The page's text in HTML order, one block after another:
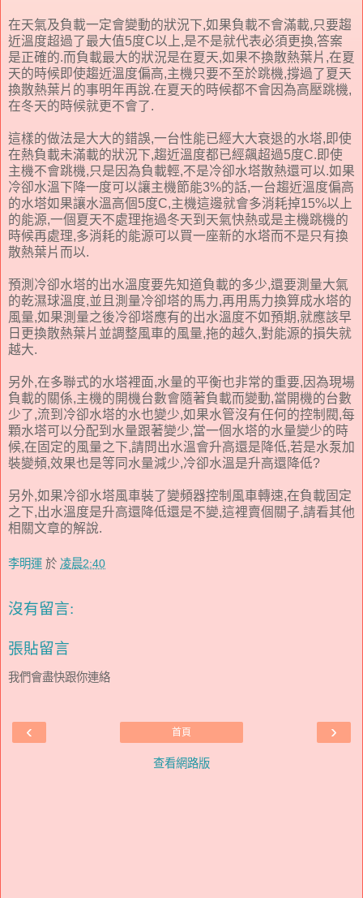
在天氣及負載一定會變動的狀況下,如果負載不會滿載,只要趨
近溫度超過了最大值5度C以上,是不是就代表必須更換,答案
是正確的.而負載最大的狀況是在夏天,如果不換散熱葉片,在夏
天的時候即使趨近溫度偏高,主機只要不至於跳機,撐過了夏天
換散熱葉片的事明年再說.在夏天的時候都不會因為高壓跳機,
在冬天的時候就更不會了.
這樣的做法是大大的錯誤,一台性能已經大大衰退的水塔,即使
在熱負載未滿載的狀況下,趨近溫度都已經飆超過5度C.即使
主機不會跳機,只是因為負載輕,不是冷卻水塔散熱還可以.如果
冷卻水溫下降一度可以讓主機節能3%的話,一台趨近溫度偏高
的水塔如果讓水溫高個5度C,主機這邊就會多消耗掉15%以上
的能源,一個夏天不處理拖過冬天到天氣快熱或是主機跳機的
時候再處理,多消耗的能源可以買一座新的水塔而不是只有換
散熱葉片而以.
預測冷卻水塔的出水溫度要先知道負載的多少,還要測量大氣
的乾濕球溫度,並且測量冷卻塔的馬力,再用馬力換算成水塔的
風量,如果測量之後冷卻塔應有的出水溫度不如預期,就應該早
日更換散熱葉片並調整風車的風量,拖的越久,對能源的損失就
越大.
另外,在多聯式的水塔裡面,水量的平衡也非常的重要,因為現場
負載的關係,主機的開機台數會隨著負載而變動,當開機的台數
少了,流到冷卻水塔的水也變少,如果水管沒有任何的控制閥,每
顆水塔可以分配到水量跟著變少,當一個水塔的水量變少的時
候,在固定的風量之下,請問出水溫會升高還是降低,若是水泵加
裝變頻,效果也是等同水量減少,冷卻水溫是升高還降低?
另外,如果冷卻水塔風車裝了變頻器控制風車轉速,在負載固定
之下,出水溫度是升高還降低還是不變,這裡賣個關子,請看其他
相關文章的解說.
李明運 於 凌晨2:40
沒有留言:
張貼留言
我們會盡快跟你連絡
‹ ›
首頁
查看網路版